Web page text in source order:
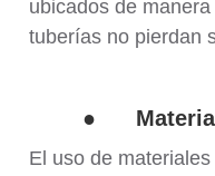
ubicados de
tuberías no pierdan
●
El uso de